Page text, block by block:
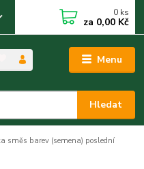
Menu
Hledat
0 ks
za 0,00 Kč
směs barev (semena) poslední